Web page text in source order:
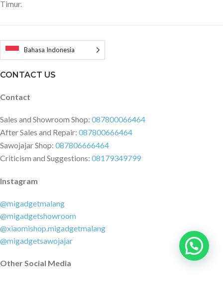
Timur.
Bahasa Indonesia
CONTACT US
Contact
Sales and Showroom Shop: 087800066464
After Sales and Repair: 087800666464
Sawojajar Shop: 087806666464
Criticism and Suggestions: 08179349799
Instagram
@migadgetmalang
@migadgetshowroom
@xiaomishop.migadgetmalang
@migadgetsawojajar
Other Social Media